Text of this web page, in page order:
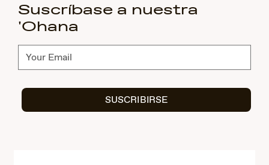
Suscríbase a nuestra
'Ohana
Suscríbete
SUSCRIBIRSE